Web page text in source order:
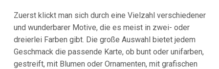
Zuerst klickt man sich durch eine Vielzahl verschiedener
und wunderbarer Motive, die es meist in zwei- oder
dreierlei Farben gibt. Die große Auswahl bietet jedem
Geschmack die passende Karte, ob bunt oder unifarben,
gestreift, mit Blumen oder Ornamenten, mit grafischen